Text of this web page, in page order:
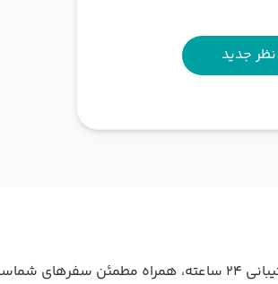
جدید
آژانس گردشگری ما با ارائه‌ی بهترین تورهای داخلی و خارجی، خدمات رزرو هتل،